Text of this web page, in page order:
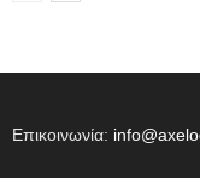
Επικοινωνία: